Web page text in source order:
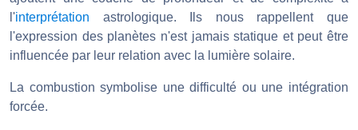
l'interprétation astrologique. Ils nous rappellent que
l'expression des planètes n'est jamais statique et peut être
influencée par leur relation avec la lumière solaire.
La combustion symbolise une difficulté ou une intégration
forcée.